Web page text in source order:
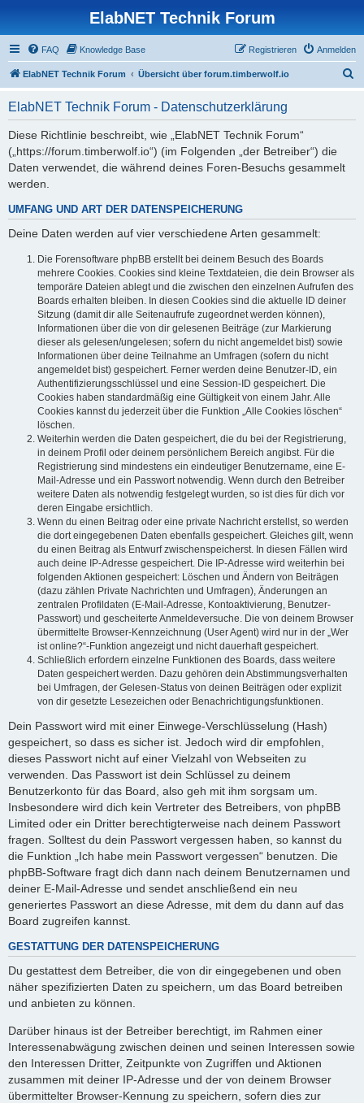
ElabNET Technik Forum
FAQ Knowledge Base Anmelden
Registrieren
ElabNET Technik Forum Übersicht über forum.timberwolf.io
ElabNET Technik Forum - Datenschutzerklärung
Diese Richtlinie beschreibt, wie „ElabNET Technik Forum“
(„https://forum.timberwolf.io“) (im Folgenden „der Betreiber“) die
Daten verwendet, die während deines Foren-Besuchs gesammelt
werden.
UMFANG UND ART DER DATENSPEICHERUNG
Deine Daten werden auf vier verschiedene Arten gesammelt:
Die Forensoftware phpBB erstellt bei deinem Besuch des Boards
mehrere Cookies. Cookies sind kleine Textdateien, die dein Browser als
temporäre Dateien ablegt und die zwischen den einzelnen Aufrufen des
Boards erhalten bleiben. In diesen Cookies sind die aktuelle ID deiner
Sitzung (damit dir alle Seitenaufrufe zugeordnet werden können),
Informationen über die von dir gelesenen Beiträge (zur Markierung
dieser als gelesen/ungelesen; sofern du nicht angemeldet bist) sowie
Informationen über deine Teilnahme an Umfragen (sofern du nicht
angemeldet bist) gespeichert. Ferner werden deine Benutzer-ID, ein
Authentifizierungsschlüssel und eine Session-ID gespeichert. Die
Cookies haben standardmäßig eine Gültigkeit von einem Jahr. Alle
Cookies kannst du jederzeit über die Funktion „Alle Cookies löschen“
löschen.
Weiterhin werden die Daten gespeichert, die du bei der Registrierung,
in deinem Profil oder deinem persönlichem Bereich angibst. Für die
Registrierung sind mindestens ein eindeutiger Benutzername, eine E-
Mail-Adresse und ein Passwort notwendig. Wenn durch den Betreiber
weitere Daten als notwendig festgelegt wurden, so ist dies für dich vor
deren Eingabe ersichtlich.
Wenn du einen Beitrag oder eine private Nachricht erstellst, so werden
die dort eingegebenen Daten ebenfalls gespeichert. Gleiches gilt, wenn
du einen Beitrag als Entwurf zwischenspeicherst. In diesen Fällen wird
auch deine IP-Adresse gespeichert. Die IP-Adresse wird weiterhin bei
folgenden Aktionen gespeichert: Löschen und Ändern von Beiträgen
(dazu zählen Private Nachrichten und Umfragen), Änderungen an
zentralen Profildaten (E-Mail-Adresse, Kontoaktivierung, Benutzer-
Passwort) und gescheiterte Anmeldeversuche. Die von deinem Browser
übermittelte Browser-Kennzeichnung (User Agent) wird nur in der „Wer
ist online?“-Funktion angezeigt und nicht dauerhaft gespeichert.
Schließlich erfordern einzelne Funktionen des Boards, dass weitere
Daten gespeichert werden. Dazu gehören dein Abstimmungsverhalten
bei Umfragen, der Gelesen-Status von deinen Beiträgen oder explizit
von dir gesetzte Lesezeichen oder Benachrichtigungsfunktionen.
Dein Passwort wird mit einer Einwege-Verschlüsselung (Hash)
gespeichert, so dass es sicher ist. Jedoch wird dir empfohlen,
dieses Passwort nicht auf einer Vielzahl von Webseiten zu
verwenden. Das Passwort ist dein Schlüssel zu deinem
Benutzerkonto für das Board, also geh mit ihm sorgsam um.
Insbesondere wird dich kein Vertreter des Betreibers, von phpBB
Limited oder ein Dritter berechtigterweise nach deinem Passwort
fragen. Solltest du dein Passwort vergessen haben, so kannst du
die Funktion „Ich habe mein Passwort vergessen“ benutzen. Die
phpBB-Software fragt dich dann nach deinem Benutzernamen und
deiner E-Mail-Adresse und sendet anschließend ein neu
generiertes Passwort an diese Adresse, mit dem du dann auf das
Board zugreifen kannst.
GESTATTUNG DER DATENSPEICHERUNG
Du gestattest dem Betreiber, die von dir eingegebenen und oben
näher spezifizierten Daten zu speichern, um das Board betreiben
und anbieten zu können.
Darüber hinaus ist der Betreiber berechtigt, im Rahmen einer
Interessenabwägung zwischen deinen und seinen Interessen sowie
den Interessen Dritter, Zeitpunkte von Zugriffen und Aktionen
zusammen mit deiner IP-Adresse und der von deinem Browser
übermittelter Browser-Kennung zu speichern, sofern dies zur